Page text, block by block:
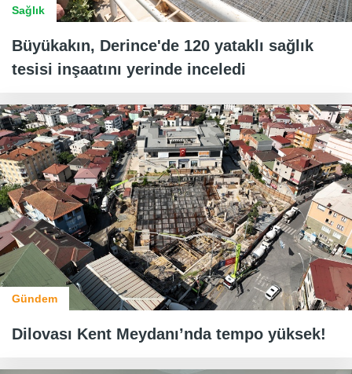
Sağlık
Büyükakın, Derince'de 120 yataklı sağlık
tesisi inşaatını yerinde inceledi
Gündem
Dilovası Kent Meydanı’nda tempo yüksek!